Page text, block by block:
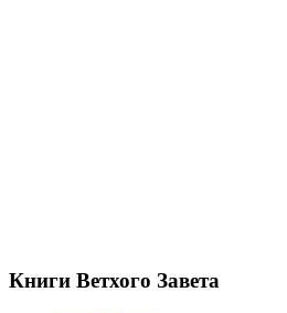
Книги Ветхого Завета